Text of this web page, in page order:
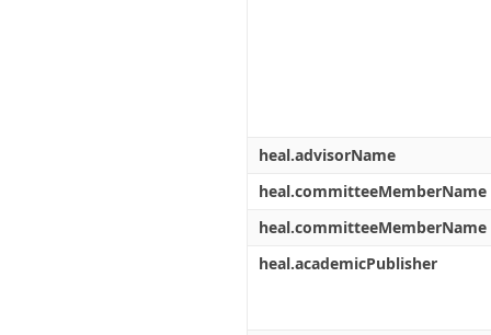
heal.advisorName
heal.committeeMemberName
heal.committeeMemberName
heal.academicPublisher